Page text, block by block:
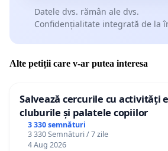
Datele dvs. rămân ale dvs.
Confidențialitate integrată de la
Alte petiții care v-ar putea interesa
Salvează cercurile cu activități
cluburile și palatele copiilor
3 330 semnături
3 330 Semnături / 7 zile
4 Aug 2026